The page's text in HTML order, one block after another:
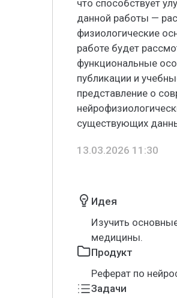
что способствует
данной работы —
физиологические
работе будет
функциональные
публикации и
представление о
существующих
13.03.2026 11:30
Идея
Изучить
медицины.
Продукт
Реферат по
Задачи